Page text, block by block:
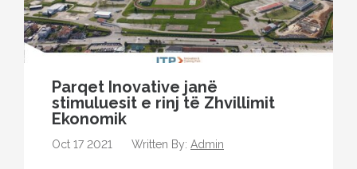
Parqet Inovative janë
stimuluesit e rinj të Zhvillimit
Ekonomik
Oct 17 2021 Written By: Admin